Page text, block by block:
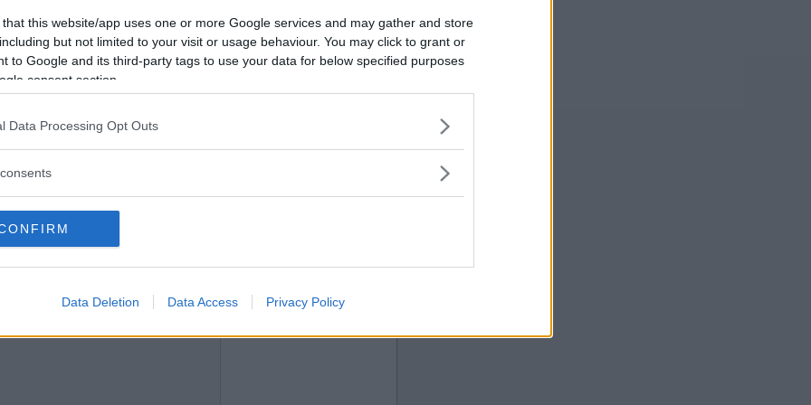
that this website/app uses one or more Google services and may gather and store
but not limited to your visit or usage behaviour. You may click to grant or
to Google and its third-party tags to use your data for below specified purposes
consent section.
Data Processing Opt Outs
Data Deletion Data Access Privacy Policy
själv och kryddar med johannesört istället för
2022-01-02 23:27
Vill du bli
medlem?